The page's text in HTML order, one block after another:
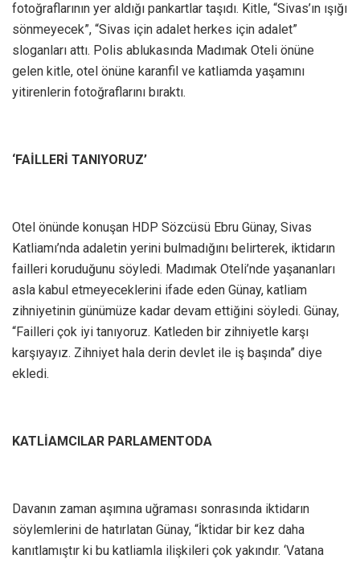
fotoğraflarının yer aldığı pankartlar taşıdı. Kitle, “Sivas’ın ışığı
sönmeyecek”, “Sivas için adalet herkes için adalet”
sloganları attı. Polis ablukasında Madımak Oteli önüne
gelen kitle, otel önüne karanfil ve katliamda yaşamını
yitirenlerin fotoğraflarını bıraktı.
‘FAİLLERİ TANIYORUZ’
Otel önünde konuşan HDP Sözcüsü Ebru Günay, Sivas
Katliamı’nda adaletin yerini bulmadığını belirterek, iktidarın
failleri koruduğunu söyledi. Madımak Oteli’nde yaşananları
asla kabul etmeyeceklerini ifade eden Günay, katliam
zihniyetinin günümüze kadar devam ettiğini söyledi. Günay,
“Failleri çok iyi tanıyoruz. Katleden bir zihniyetle karşı
karşıyayız. Zihniyet hala derin devlet ile iş başında” diye
ekledi.
KATLİAMCILAR PARLAMENTODA
Davanın zaman aşımına uğraması sonrasında iktidarın
söylemlerini de hatırlatan Günay, “İktidar bir kez daha
kanıtlamıştır ki bu katliamla ilişkileri çok yakındır. ‘Vatana